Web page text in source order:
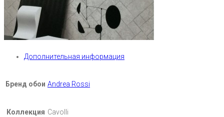
Дополнительная информация
Бренд обои Andrea Rossi
Коллекция Cavolli